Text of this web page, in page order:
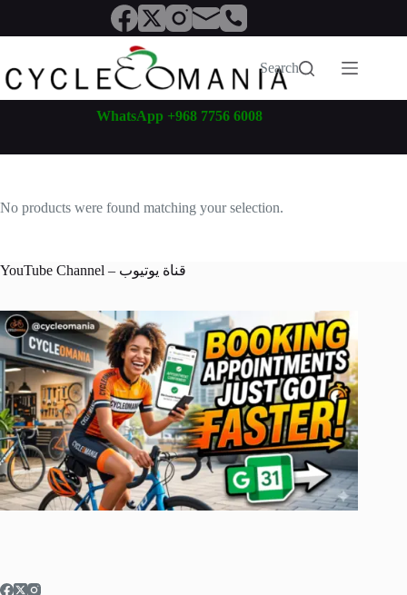
content
Search
WhatsApp +968 7756 6008
No products were found matching your selection.
YouTube Channel – قناة يوتيوب